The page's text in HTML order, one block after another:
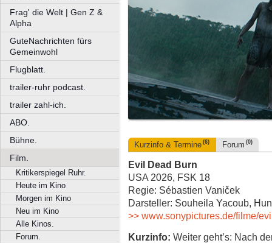
Frag' die Welt | Gen Z &
Alpha
GuteNachrichten fürs
Gemeinwohl
Flugblatt.
trailer-ruhr podcast.
trailer zahl-ich.
ABO.
Bühne.
Film.
Kritikerspiegel Ruhr.
Heute im Kino
Morgen im Kino
Neu im Kino
Alle Kinos.
Forum.
Kurzinfo & Termine (6) Forum (0)
Evil Dead Burn
USA 2026, FSK 18
Regie: Sébastien Vaniček
Darsteller: Souheila Yacoub,
>> www.sonypictures.de/filme/
Kurzinfo: Weiter geht’s: Nach